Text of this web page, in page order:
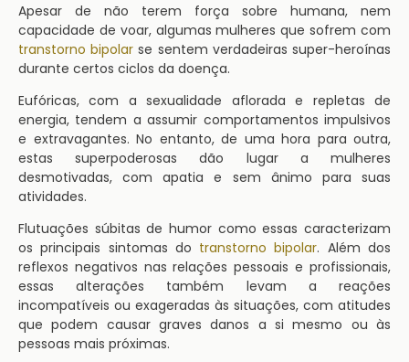
Apesar de não terem força sobre humana, nem
capacidade de voar, algumas mulheres que sofrem com
transtorno bipolar se sentem verdadeiras super-heroínas
durante certos ciclos da doença.
Eufóricas, com a sexualidade aflorada e repletas de
energia, tendem a assumir comportamentos impulsivos
e extravagantes. No entanto, de uma hora para outra,
estas superpoderosas dão lugar a mulheres
desmotivadas, com apatia e sem ânimo para suas
atividades.
Flutuações súbitas de humor como essas caracterizam
os principais sintomas do transtorno bipolar. Além dos
reflexos negativos nas relações pessoais e profissionais,
essas alterações também levam a reações
incompatíveis ou exageradas às situações, com atitudes
que podem causar graves danos a si mesmo ou às
pessoas mais próximas.